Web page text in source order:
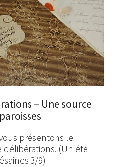
– Une source
présentons le
délibérations. (Un été
3/9)